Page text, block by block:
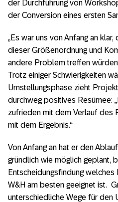
der Durchführung von
der Conversion eines ersten
„Es war uns von Anfang an
dieser Größenordnung und
andere Problem treffen
Trotz einiger Schwierigkeiten
Umstellungsphase zieht
durchweg positives Resümee:
zufrieden mit dem Verlauf des
mit dem Ergebnis.“
Von Anfang an hat er den
gründlich wie möglich geplant,
Entscheidungsfindung welches
W&H am besten geeignet ist.
unterschiedliche Wege für den